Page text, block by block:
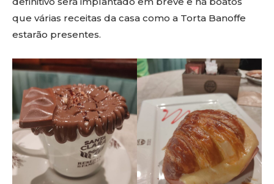
que várias receitas da casa como a Torta Banoffe
estarão presentes.